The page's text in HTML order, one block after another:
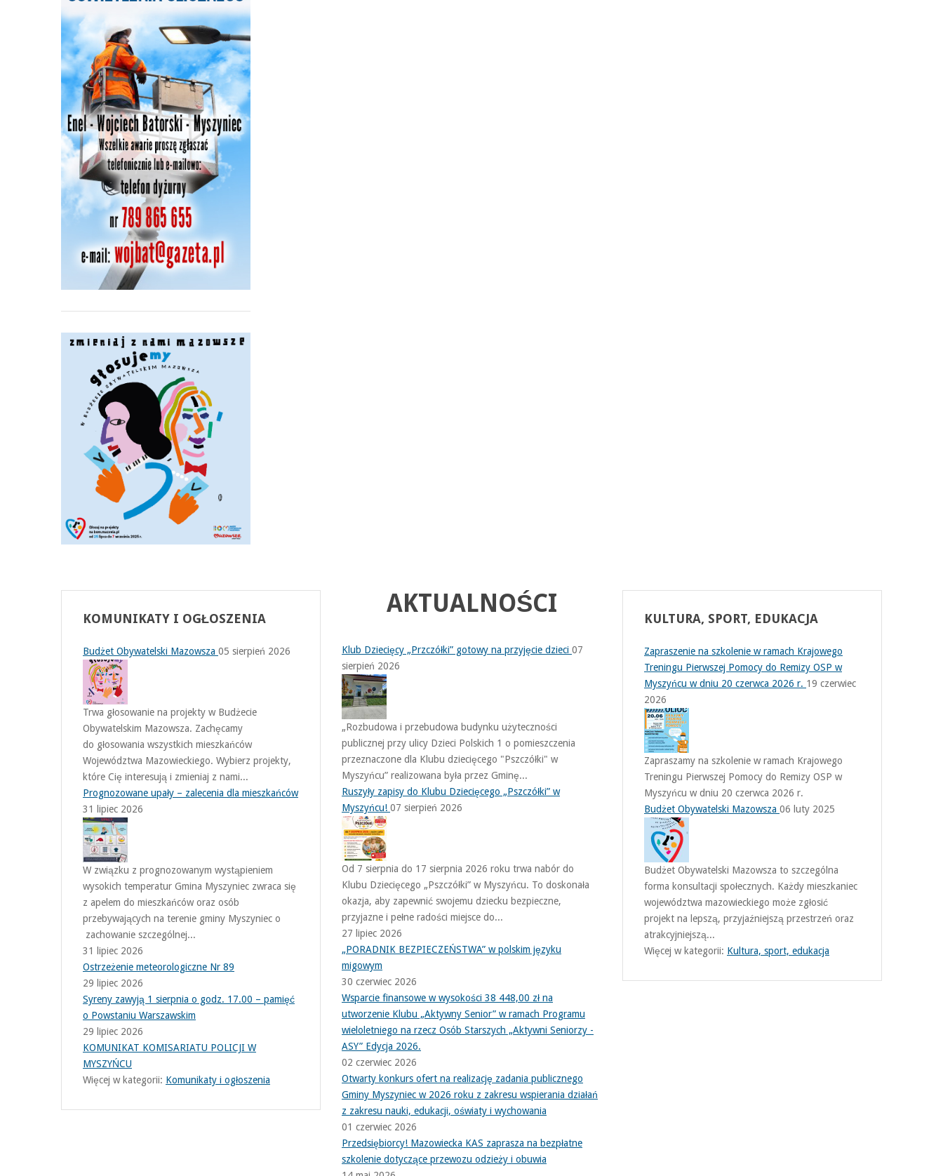
KOMUNIKATY I OGŁOSZENIA
Budżet Obywatelski Mazowsza 05 sierpień 2026
Trwa głosowanie na projekty w Budżecie
Obywatelskim Mazowsza. Zachęcamy
do głosowania wszystkich mieszkańców
Województwa Mazowieckiego. Wybierz projekty,
które Cię interesują i zmieniaj z nami...
Prognozowane upały – zalecenia dla mieszkańców
31 lipiec 2026
W związku z prognozowanym wystąpieniem
wysokich temperatur Gmina Myszyniec zwraca się
z apelem do mieszkańców oraz osób
przebywających na terenie gminy Myszyniec o
zachowanie szczególnej...
31 lipiec 2026
Ostrzeżenie meteorologiczne Nr 89
29 lipiec 2026
Syreny zawyją 1 sierpnia o godz. 17.00 – pamięć
o Powstaniu Warszawskim
29 lipiec 2026
KOMUNIKAT KOMISARIATU POLICJI W
MYSZYŃCU
Więcej w kategorii: Komunikaty i ogłoszenia
AKTUALNOŚCI
Klub Dziecięcy „Przczółki” gotowy na przyjęcie dzieci 07
sierpień 2026
„Rozbudowa i przebudowa budynku użyteczności
publicznej przy ulicy Dzieci Polskich 1 o pomieszczenia
przeznaczone dla Klubu dziecięcego "Pszczółki" w
Myszyńcu” realizowana była przez Gminę...
Ruszyły zapisy do Klubu Dziecięcego „Pszczółki” w
Myszyńcu! 07 sierpień 2026
Od 7 sierpnia do 17 sierpnia 2026 roku trwa nabór do
Klubu Dziecięcego „Pszczółki” w Myszyńcu. To doskonała
okazja, aby zapewnić swojemu dziecku bezpieczne,
przyjazne i pełne radości miejsce do...
27 lipiec 2026
„PORADNIK BEZPIECZEŃSTWA” w polskim języku
migowym
30 czerwiec 2026
Wsparcie finansowe w wysokości 38 448,00 zł na
utworzenie Klubu „Aktywny Senior” w ramach Programu
wieloletniego na rzecz Osób Starszych „Aktywni Seniorzy -
ASY” Edycja 2026.
02 czerwiec 2026
Otwarty konkurs ofert na realizację zadania publicznego
Gminy Myszyniec w 2026 roku z zakresu wspierania działań
z zakresu nauki, edukacji, oświaty i wychowania
01 czerwiec 2026
Przedsiębiorcy! Mazowiecka KAS zaprasza na bezpłatne
szkolenie dotyczące przewozu odzieży i obuwia
KULTURA, SPORT, EDUKACJA
Zapraszenie na szkolenie w ramach Krajowego
Treningu Pierwszej Pomocy do Remizy OSP w
Myszyńcu w dniu 20 czerwca 2026 r. 19 czerwiec
2026
Zapraszamy na szkolenie w ramach Krajowego
Treningu Pierwszej Pomocy do Remizy OSP w
Myszyńcu w dniu 20 czerwca 2026 r.
Budżet Obywatelski Mazowsza 06 luty 2025
Budżet Obywatelski Mazowsza to szczególna
forma konsultacji społecznych. Każdy mieszkaniec
województwa mazowieckiego może zgłosić
projekt na lepszą, przyjaźniejszą przestrzeń oraz
atrakcyjniejszą...
Więcej w kategorii: Kultura, sport, edukacja